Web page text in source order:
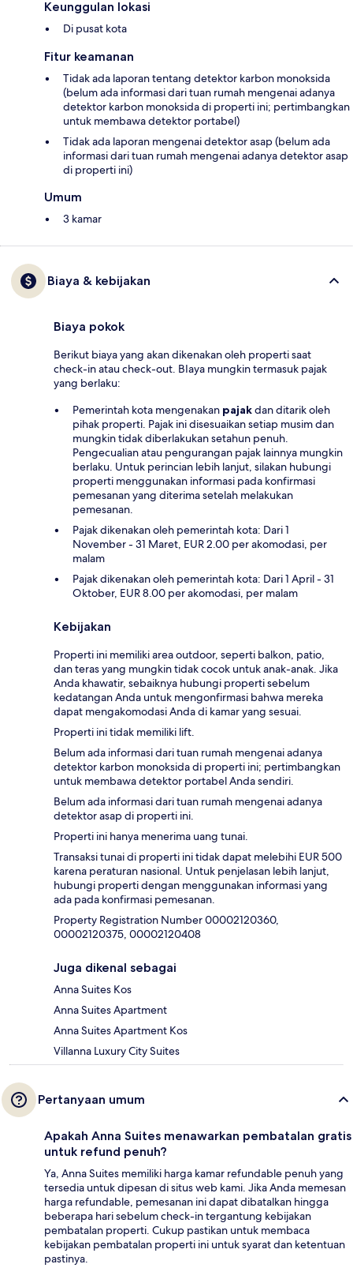
Keunggulan lokasi
Di pusat kota
Fitur keamanan
Tidak ada laporan tentang detektor karbon monoksida
(belum ada informasi dari tuan rumah mengenai adanya
detektor karbon monoksida di properti ini; pertimbangkan
untuk membawa detektor portabel)
Tidak ada laporan mengenai detektor asap (belum ada
informasi dari tuan rumah mengenai adanya detektor asap
di properti ini)
Umum
3 kamar
Biaya & kebijakan
Biaya pokok
Berikut biaya yang akan dikenakan oleh properti saat
check-in atau check-out. BIaya mungkin termasuk pajak
yang berlaku:
Pemerintah kota mengenakan pajakdan ditarik oleh
pihak properti. Pajak ini disesuaikan setiap musim dan
mungkin tidak diberlakukan setahun penuh.
Pengecualian atau pengurangan pajak lainnya mungkin
berlaku. Untuk perincian lebih lanjut, silakan hubungi
properti menggunakan informasi pada konfirmasi
pemesanan yang diterima setelah melakukan
pemesanan.
Pajak dikenakan oleh pemerintah kota: Dari 1
November - 31 Maret, EUR 2.00 per akomodasi, per
malam
Pajak dikenakan oleh pemerintah kota: Dari 1 April - 31
Oktober, EUR 8.00 per akomodasi, per malam
Kebijakan
Properti ini memiliki area outdoor, seperti balkon, patio,
dan teras yang mungkin tidak cocok untuk anak-anak. Jika
Anda khawatir, sebaiknya hubungi properti sebelum
kedatangan Anda untuk mengonfirmasi bahwa mereka
dapat mengakomodasi Anda di kamar yang sesuai.
Properti ini tidak memiliki lift.
Belum ada informasi dari tuan rumah mengenai adanya
detektor karbon monoksida di properti ini; pertimbangkan
untuk membawa detektor portabel Anda sendiri.
Belum ada informasi dari tuan rumah mengenai adanya
detektor asap di properti ini.
Properti ini hanya menerima uang tunai.
Transaksi tunai di properti ini tidak dapat melebihi EUR 500
karena peraturan nasional. Untuk penjelasan lebih lanjut,
hubungi properti dengan menggunakan informasi yang
ada pada konfirmasi pemesanan.
Property Registration Number 00002120360,
00002120375, 00002120408
Juga dikenal sebagai
Anna Suites Kos
Anna Suites Apartment
Anna Suites Apartment Kos
Villanna Luxury City Suites
Pertanyaan umum
Apakah Anna Suites menawarkan pembatalan gratis
untuk refund penuh?
Ya, Anna Suites memiliki harga kamar refundable penuh yang
tersedia untuk dipesan di situs web kami. Jika Anda memesan
harga refundable, pemesanan ini dapat dibatalkan hingga
beberapa hari sebelum check-in tergantung kebijakan
pembatalan properti. Cukup pastikan untuk membaca
kebijakan pembatalan properti ini untuk syarat dan ketentuan
pastinya.